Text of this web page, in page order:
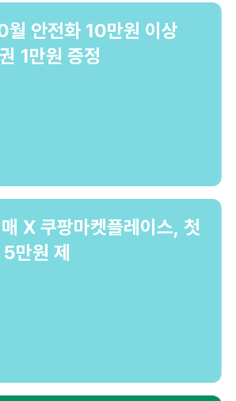
월 안전화 10만원 이상
1만원 증정
X 쿠팡마켓플레이스, 첫
만원 제